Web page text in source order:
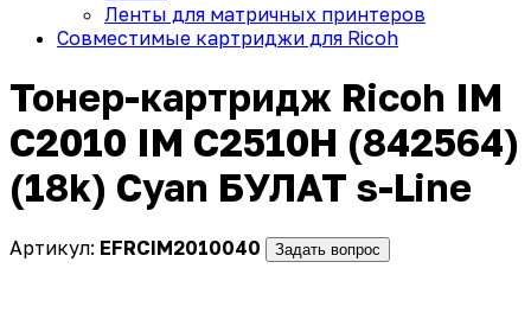
Ленты для матричных принтеров
Совместимые картриджи для Ricoh
Тонер-картридж Ricoh IM
C2010 IM C2510H (842564)
(18k) Cyan БУЛАТ s-Line
Артикул: EFRCIM2010040 Задать вопрос